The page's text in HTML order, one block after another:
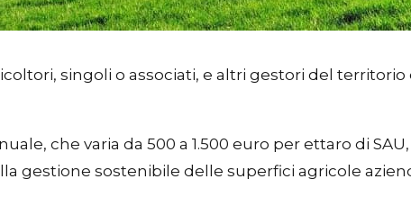
singoli o associati, e altri gestori del
che varia da 500 a 1.500 euro per ettaro di
gestione sostenibile delle superfici agricole